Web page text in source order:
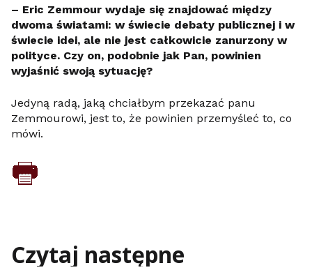
– Eric Zemmour wydaje się znajdować między
dwoma światami: w świecie debaty publicznej i w
świecie idei, ale nie jest całkowicie zanurzony w
polityce. Czy on, podobnie jak Pan, powinien
wyjaśnić swoją sytuację?
Jedyną radą, jaką chciałbym przekazać panu
Zemmourowi, jest to, że powinien przemyśleć to, co
mówi.
Czytaj następne